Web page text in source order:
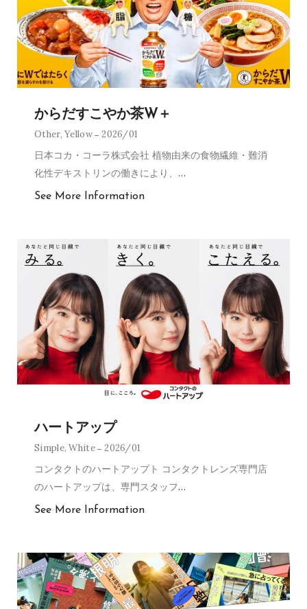
からだすこやか茶W＋
Other,Yellow 2026/01
日本コカ・コーラ株式会社 植物由来の食物繊維・難消
化性デキストリンの働きにより、 …
See More Information
ハートアップ
Simple,White 2026/01
コンタクトのハートアップト コンタクトレンズ専門店
のハートアップは、専門スタッフ…
See More Information